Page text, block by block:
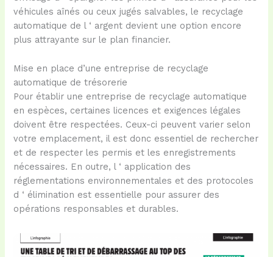
véhicules aînés ou ceux jugés salvables, le recyclage
automatique de l ‘ argent devient une option encore
plus attrayante sur le plan financier.
Mise en place d’une entreprise de recyclage
automatique de trésorerie
Pour établir une entreprise de recyclage automatique
en espèces, certaines licences et exigences légales
doivent être respectées. Ceux-ci peuvent varier selon
votre emplacement, il est donc essentiel de rechercher
et de respecter les permis et les enregistrements
nécessaires. En outre, l ‘ application des
réglementations environnementales et des protocoles
d ‘ élimination est essentielle pour assurer des
opérations responsables et durables.